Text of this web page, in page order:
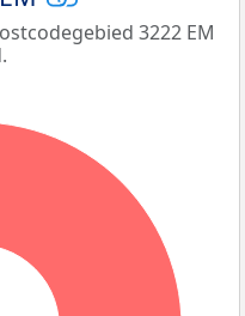
3222 EM